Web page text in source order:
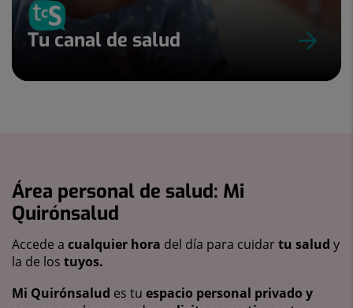
Tu canal de salud
Área personal de salud: Mi
Quirónsalud
Accede a cualquier hora del día para cuidartu salud y
la de los tuyos.
Mi Quirónsalud es tu espacio personal privado y